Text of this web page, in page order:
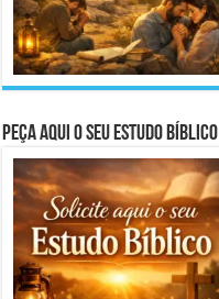
Peça aqui o seu Estudo Bíblico